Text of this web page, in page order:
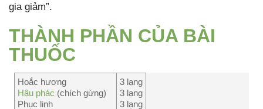
gia giảm”.
THÀNH PHẦN CỦA BÀI
THUỐC
Hoắc hương
Hậu phác (chích gừng)
Phục linh
3 lạng
3 lạng
3 lạng